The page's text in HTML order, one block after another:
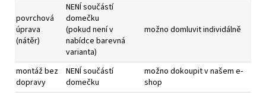
povrchová
úprava
(nátěr)
NENÍ součástí
domečku
(pokud není v
nabídce barevná
varianta)
možno domluvit individálně
montáž bez
dopravy
NENÍ součástí
domečku
možno dokoupit v našem e-
shop